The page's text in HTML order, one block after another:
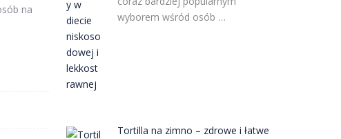
na
wyborem wśród osób …
Tortilla na zimno – zdrowe i łatwe